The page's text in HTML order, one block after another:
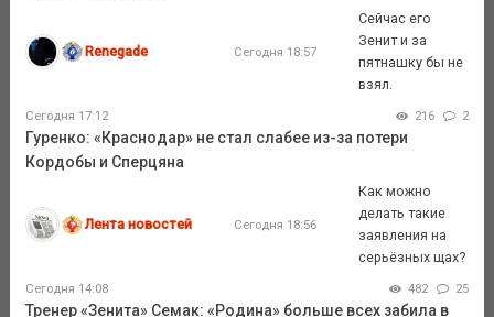
Renegade Сегодня 18:57
Сейчас его
Зенит и за
пятнашку бы не
взял.
Сегодня 17:12 216 2
Гуренко: «Краснодар» не стал слабее из-за потери
Кордобы и Сперцяна
Лента новостей Сегодня 18:56
Как можно
делать такие
заявления на
серьёзных щах?
Сегодня 14:08 482 25
Тренер «Зенита» Семак: «Родина» больше всех забила в